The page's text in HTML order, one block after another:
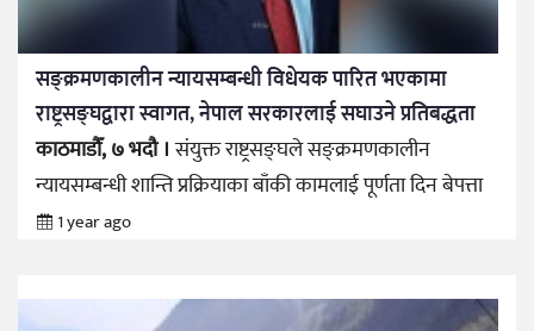
सङ्क्रमणकालीन न्यायसम्बन्धी विधेयक पारित भएकामा
राष्ट्रसङ्घद्वारा स्वागत, नेपाल सरकारलाई सघाउने प्रतिबद्धता
काठमाडौँ, ७ भदौ ।संयुक्त राष्ट्रसङ्घले सङ्क्रमणकालीन
न्यायसम्बन्धी शान्ति प्रक्रियाका बाँकी कामलाई पूर्णता दिन बेपत्ता
1 year ago